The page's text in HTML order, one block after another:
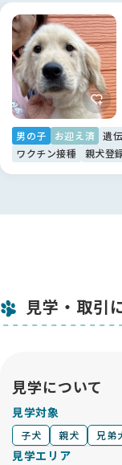
なります。ペット
★生後2か月の頃は
来ません。大変申
保証はしておりませ
★成長期の生後4か
整形外科専門医の
い）を人工物にし
------
て、発症しません。
先天性眼奇形（ゴー
変性ミエロパチー/
魚鱗癬（ゴールデン
骨形成不全症（ゴー
進行性網膜桿体-錐
骨格形成異常／骨異
コートカラー・形質
男の子 お迎え済 遺
ワクチン接種
親犬登
見学・取引
見学について
見学対象
子犬 親犬 兄弟
見学エリア